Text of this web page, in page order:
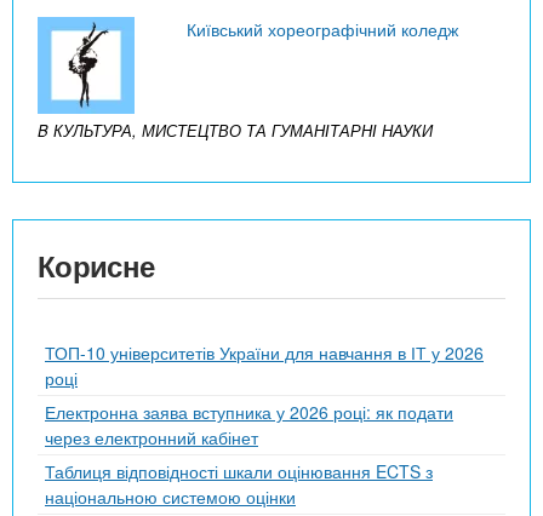
Київський хореографічний коледж
B КУЛЬТУРА, МИСТЕЦТВО ТА ГУМАНІТАРНІ НАУКИ
Корисне
ТОП-10 університетів України для навчання в ІТ у 2026
році
Електронна заява вступника у 2026 році: як подати
через електронний кабінет
Таблиця відповідності шкали оцінювання ECTS з
національною системою оцінки